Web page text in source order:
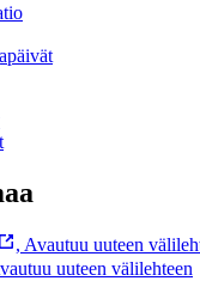
, Avautuu uuteen
uuteen välilehteen